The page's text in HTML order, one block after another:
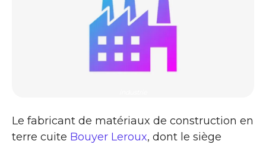
Le fabricant de matériaux de construction en
terre cuite Bouyer Leroux, dont le siège